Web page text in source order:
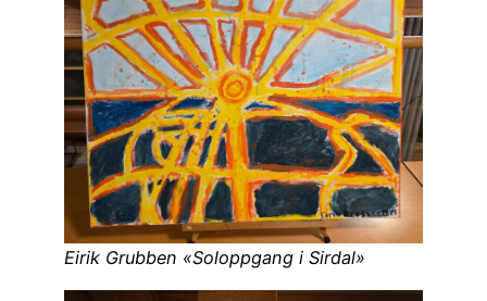
Eirik Grubben «Soloppgang i Sirdal»